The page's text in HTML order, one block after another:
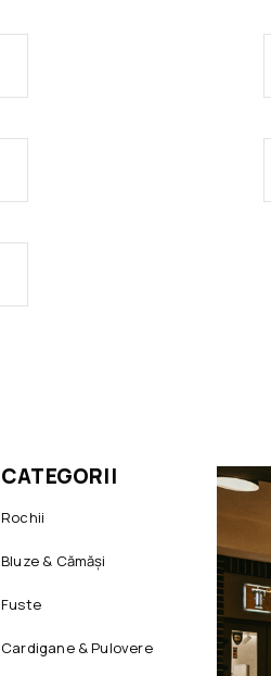
CATEGORII
Rochii
Bluze & Cămăși
Fuste
Cardigane & Pulovere